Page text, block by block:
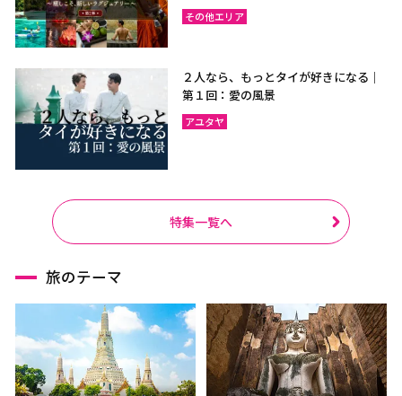
その他エリア
２人なら、もっとタイが好きになる｜
第１回：愛の風景
アユタヤ
特集一覧へ
旅のテーマ